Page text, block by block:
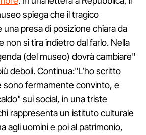
spiega che il tragico
presa di posizione chiara da
non si tira indietro dal farlo. Nella
(del museo) dovrà cambiare"
deboli. Continua:"L’ho scritto
sono fermamente convinto, e
sui social, in una triste
rappresenta un istituto culturale
agli uomini e poi al patrimonio,